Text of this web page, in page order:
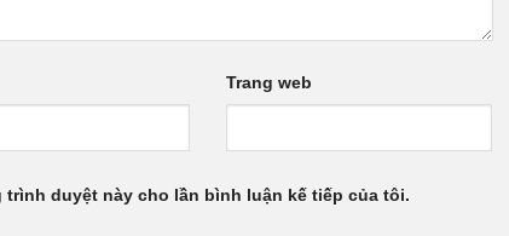
Trang web
duyệt này cho lần bình luận kế tiếp của tôi.